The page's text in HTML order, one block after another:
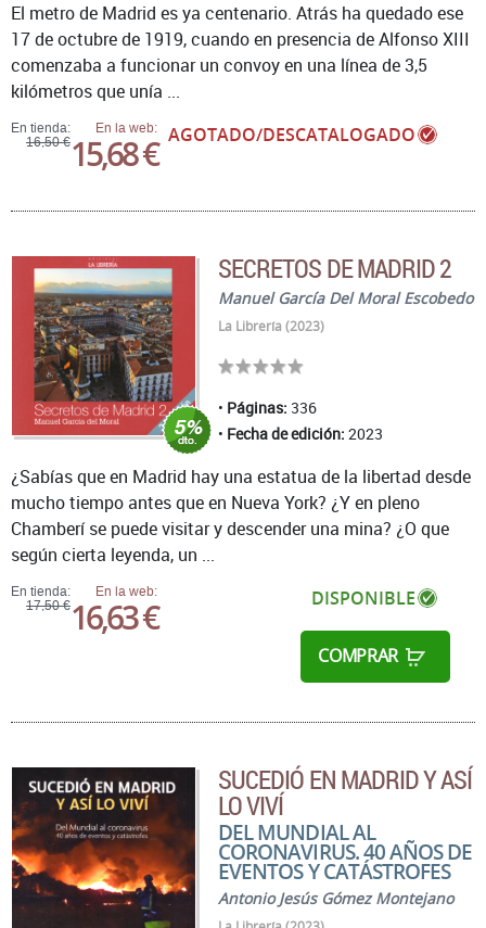
En tienda:
16,50 €
En la web:
15,68 € AGOTADO/DESCATALOGADO
El metro de Madrid es ya centenario. Atrás ha quedado ese
17 de octubre de 1919, cuando en presencia de Alfonso XIII
comenzaba a funcionar un convoy en una línea de 3,5
kilómetros que unía ...
SECRETOS DE MADRID 2
Manuel García Del Moral Escobedo
La Librería (2023)
Páginas: 336
Fecha de edición: 2023
En tienda:
17,50 €
En la web:
16,63 € DISPONIBLE
COMPRAR
¿Sabías que en Madrid hay una estatua de la libertad desde
mucho tiempo antes que en Nueva York? ¿Y en pleno
Chamberí se puede visitar y descender una mina? ¿O que
según cierta leyenda, un ...
SUCEDIÓ EN MADRID Y ASÍ
LO VIVÍ
DEL MUNDIAL AL
CORONAVIRUS. 40 AÑOS DE
EVENTOS Y CATÁSTROFES
Antonio Jesús Gómez Montejano